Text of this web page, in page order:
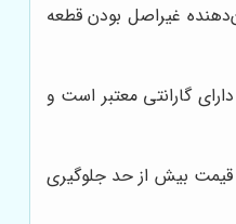
غیراصل بودن قطعه
گارانتی معتبر است و
قیمت بیش از حد جلوگیری